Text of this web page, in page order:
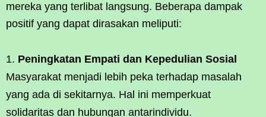
mereka yang terlibat langsung. Beberapa dampak
positif yang dapat dirasakan meliputi:
Peningkatan Empati dan Kepedulian Sosial
Masyarakat menjadi lebih peka terhadap masalah
yang ada di sekitarnya. Hal ini memperkuat
solidaritas dan hubungan antarindividu.